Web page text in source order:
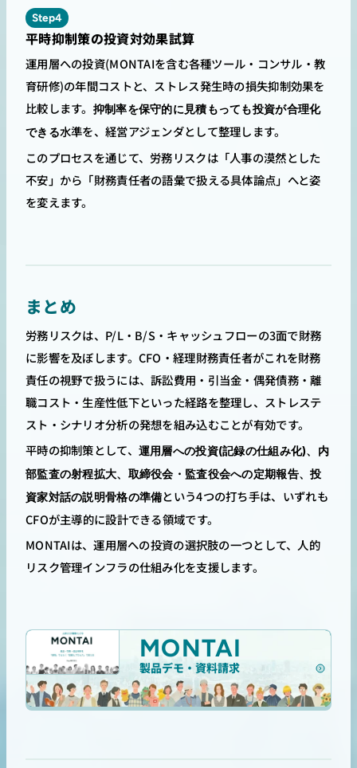
Step4
平時抑制策の投資対効果試算
運用層への投資(MONTAIを含む各種ツール・コンサル・教
育研修)の年間コストと、ストレス発生時の損失抑制効果を
比較します。 抑制率を保守的に見積もっても投資が合理化
できる水準を、経営アジェンダとして整理します。
このプロセスを通じて、労務リスクは「人事の漠然とした
不安」から「財務責任者の語彙で扱える具体論点」へと姿
を変えます。
まとめ
労務リスクは、P/L・B/S・キャッシュフローの3面で財務
に影響を及ぼします。CFO・経理財務責任者がこれを財務
責任の視野で扱うには、訴訟費用・引当金・偶発債務・離
職コスト・生産性低下といった経路を整理し、ストレステ
スト・シナリオ分析の発想を組み込むことが有効です。
平時の抑制策として、 運用層への投資(記録の仕組み化)、内
部監査の射程拡大、取締役会・監査役会への定期報告、投
資家対話の説明骨格の準備という4つの打ち手は、いずれも
CFOが主導的に設計できる領域です。
MONTAIは、運用層への投資の選択肢の一つとして、人的
リスク管理インフラの仕組み化を支援します。
MONTAI
製品デモ・資料請求